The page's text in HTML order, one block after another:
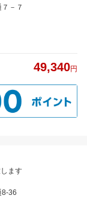
－７
49,340円
ます
8-36